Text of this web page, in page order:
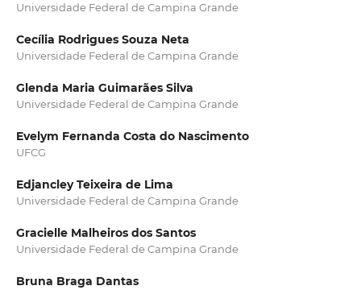
Universidade Federal de Campina Grande
Cecília Rodrigues Souza Neta
Universidade Federal de Campina Grande
Glenda Maria Guimarães Silva
Universidade Federal de Campina Grande
Evelym Fernanda Costa do Nascimento
UFCG
Edjancley Teixeira de Lima
Universidade Federal de Campina Grande
Gracielle Malheiros dos Santos
Universidade Federal de Campina Grande
Bruna Braga Dantas